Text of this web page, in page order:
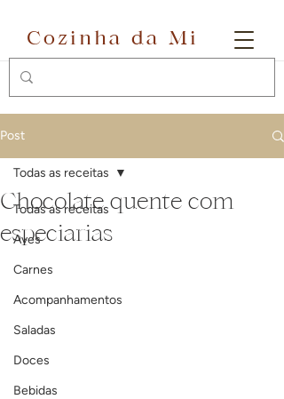
Cozinha da Mi
Post
Todas as receitas
Aves
Carnes
Acompanhamentos
Saladas
Doces
Bebidas
Todas as receitas
Chocolate quente com
especiarias